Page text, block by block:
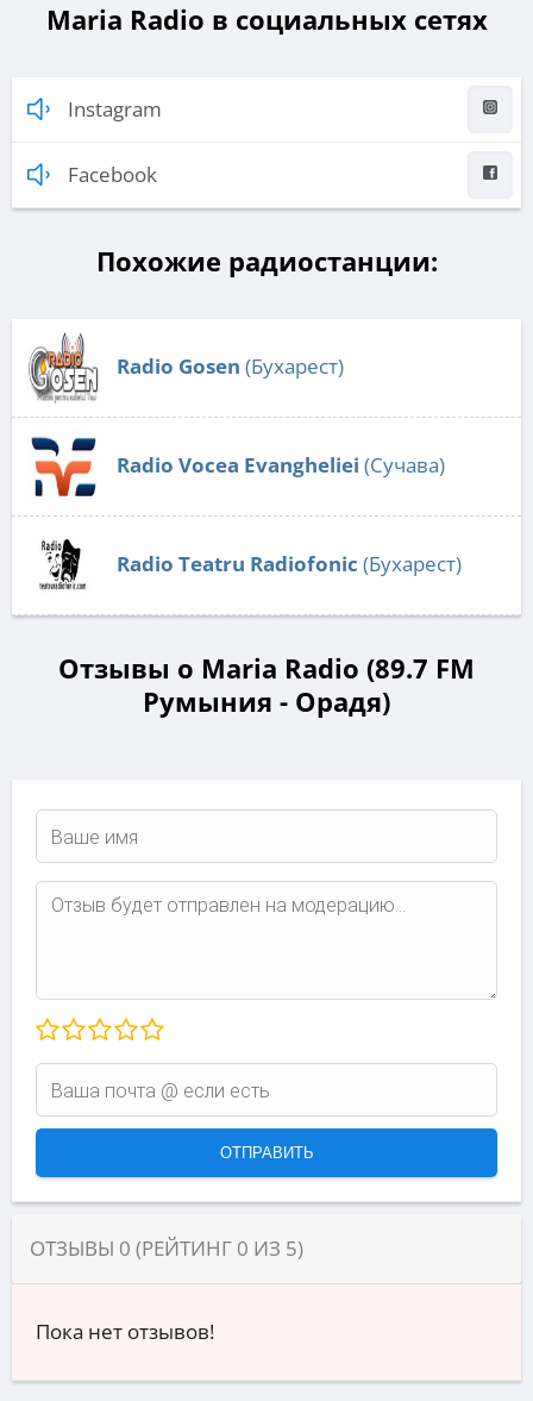
Maria Radio в социальных сетях
Instagram
Facebook
Похожие радиостанции:
Radio Gosen (Бухарест)
Radio Vocea Evangheliei (Сучава)
Radio Teatru Radiofonic (Бухарест)
Отзывы о Maria Radio (89.7 FM
Румыния - Орадя)
ОТЗЫВЫ 0 (РЕЙТИНГ 0 ИЗ 5)
Пока нет отзывов!